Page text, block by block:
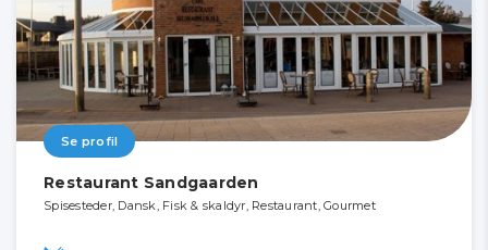
Se profil
Restaurant Sandgaarden
Spisesteder, Dansk, Fisk & skaldyr, Restaurant, Gourmet